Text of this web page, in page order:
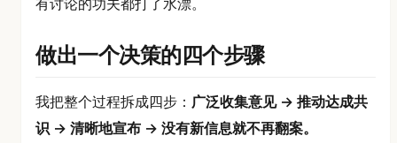
有讨论的功夫都打了水漂。
做出一个决策的四个步骤
我把整个过程拆成四步： 广泛收集意见 → 推动达成共
识 → 清晰地宣布 → 没有新信息就不再翻案。